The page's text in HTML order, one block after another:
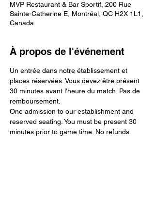
MVP Restaurant & Bar Sportif, 200 Rue
Sainte-Catherine E, Montréal, QC H2X 1L1,
Canada
À propos de l'événement
Un entrée dans notre établissement et
places réservées. Vous devez être présent
30 minutes avant l'heure du match. Pas de
remboursement.
One admission to our establishment and
reserved seating. You must be present 30
minutes prior to game time. No refunds.